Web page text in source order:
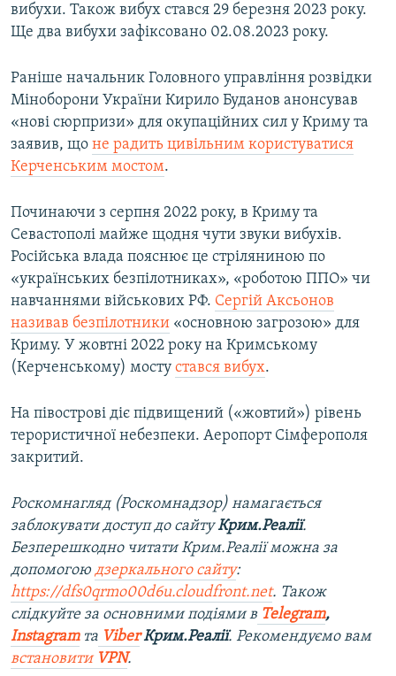
вибухи. Також вибух стався 29 березня 2023 року.
Ще два вибухи зафіксовано 02.08.2023 року.
Раніше начальник Головного управління розвідки
Міноборони України Кирило Буданов анонсував
«нові сюрпризи» для окупаційних сил у Криму та
заявив, що не радить цивільним користуватися
Керченським мостом.
Починаючи з серпня 2022 року, в Криму та
Севастополі майже щодня чути звуки вибухів.
Російська влада пояснює це стріляниною по
«українських безпілотниках», «роботою ППО» чи
навчаннями військових РФ. Сергій Аксьонов
називав безпілотники «основною загрозою» для
Криму. У жовтні 2022 року на Кримському
(Керченському) мосту стався вибух.
На півострові діє підвищений («жовтий») рівень
терористичної небезпеки. Аеропорт Сімферополя
закритий.
Роскомнагляд (Роскомнадзор) намагається
заблокувати доступ до сайтуКрим.Реалії.
Безперешкодно читати Крим.Реалії можна за
допомогою дзеркального сайту:
https://dfs0qrmo00d6u.cloudfront.net. Також
слідкуйте за основними подіями в Telegram,
Instagramта ViberКрим.Реалії. Рекомендуємо вам
встановити VPN.